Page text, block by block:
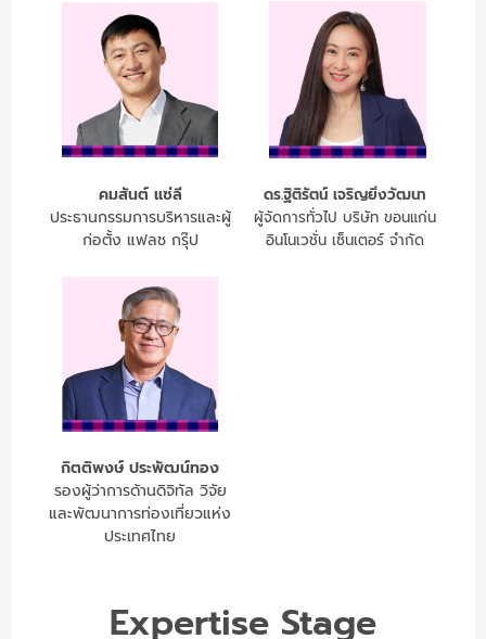
คมสันต์ แซ่ลี
ประธานกรรมการบริหารและผู้
ก่อตั้ง แฟลช กรุ๊ป
ดร.ฐิติรัตน์ เจริญยิ่งวัฒนา
ผู้จัดการทั่วไป บริษัท ขอนแก่น
อินโนเวชั่น เซ็นเตอร์ จำกัด
กิตติพงษ์ ประพัฒน์ทอง
รองผู้ว่าการด้านดิจิทัล วิจัย
และพัฒนาการท่องเที่ยวแห่ง
ประเทศไทย
Expertise Stage